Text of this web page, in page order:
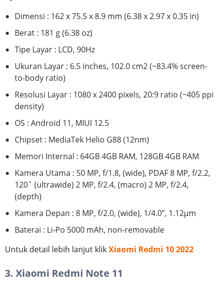
Dimensi : 162 x 75.5 x 8.9 mm (6.38 x 2.97 x 0.35 in)
Berat : 181 g (6.38 oz)
Tipe Layar : LCD, 90Hz
Ukuran Layar : 6.5 inches, 102.0 cm2 (~83.4% screen-
to-body ratio)
Resolusi Layar : 1080 x 2400 pixels, 20:9 ratio (~405 ppi
density)
OS : Android 11, MIUI 12.5
Chipset : MediaTek Helio G88 (12nm)
Memori Internal : 64GB 4GB RAM, 128GB 4GB RAM
Kamera Utama : 50 MP, f/1.8, (wide), PDAF 8 MP, f/2.2,
120˚ (ultrawide) 2 MP, f/2.4, (macro) 2 MP, f/2.4,
(depth)
Kamera Depan : 8 MP, f/2.0, (wide), 1/4.0”, 1.12µm
Baterai : Li-Po 5000 mAh, non-removable
Untuk detail lebih lanjut klikXiaomi Redmi 10 2022
3. Xiaomi Redmi Note 11